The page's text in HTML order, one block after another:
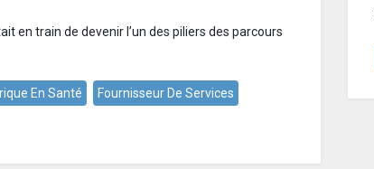
en train de devenir l’un des piliers des parcours
En Santé
Fournisseur De Services